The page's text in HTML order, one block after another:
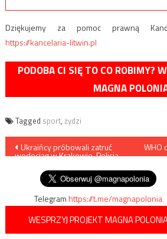
Dziękujemy za pomoc prawną
https://kancelaria-litwin.pl
PODOBA CI SIĘ TO CO ROBIMY?
MAGNA
Tagged sport, żydzi
Nawigacja
wpisu
Ukraińcy próbowali zatruć
wodociąg w Krakowie. Policja
WHO
Telegramhttps://t.me/magnapolonia
WESPRZYJ PROJEKT MAGNA